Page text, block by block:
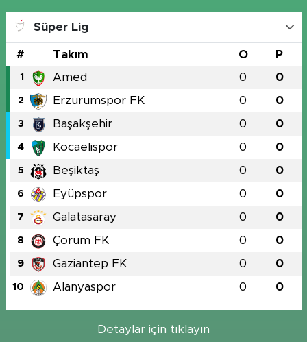
Süper Lig
# Takım O P
1 Amed 0 0
2 Erzurumspor FK 0 0
3 Başakşehir 0 0
4 Kocaelispor 0 0
5 Beşiktaş 0 0
6 Eyüpspor 0 0
7 Galatasaray 0 0
8 Çorum FK 0 0
9 Gaziantep FK 0 0
10 Alanyaspor 0 0
Detaylar için tıklayın